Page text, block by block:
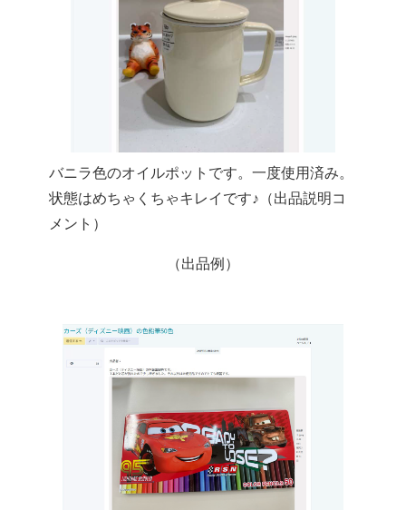
バニラ色のオイルポットです。一度使用済み。
状態はめちゃくちゃキレイです♪（出品説明コ
メント）
（出品例）